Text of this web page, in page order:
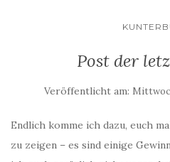
Post der
Veröffentlicht am:
Endlich komme ich dazu, euch
zu zeigen – es sind einige